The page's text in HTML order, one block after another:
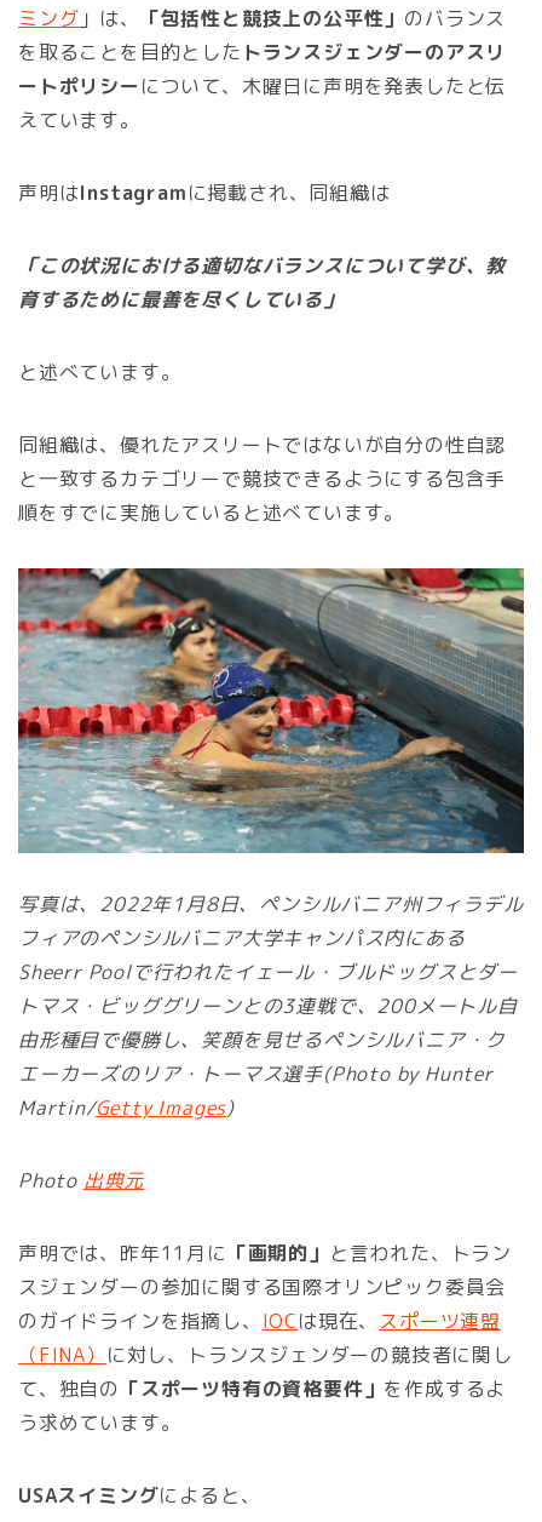
ミング 」は、 「包括性と競技上の公平性」 のバランス
を取ることを目的とした トランスジェンダーのアスリ
ートポリシーについて、木曜日に声明を発表したと伝
えています。
声明はInstagramに掲載され、同組織は
「この状況における適切なバランスについて学び、教
育するために最善を尽くしている」
と述べています。
同組織は、優れたアスリートではないが自分の性自認
と一致するカテゴリーで競技できるようにする包含手
順をすでに実施していると述べています。
写真は、2022年1月8日、ペンシルバニア州フィラデル
フィアのペンシルバニア大学キャンパス内にある
Sheerr Poolで行われたイェール・ブルドッグスとダー
トマス・ビッググリーンとの3連戦で、200メートル自
由形種目で優勝し、笑顔を見せるペンシルバニア・ク
エーカーズのリア・トーマス選手(Photo by Hunter
Martin/Getty Images)
Photo 出典元
声明では、昨年11月に 「画期的」 と言われた、トラン
スジェンダーの参加に関する国際オリンピック委員会
のガイドラインを指摘し、 IOCは現在、 スポーツ連盟
（FINA） に対し、トランスジェンダーの競技者に関し
て、独自の 「スポーツ特有の資格要件」 を作成するよ
う求めています。
USAスイミングによると、